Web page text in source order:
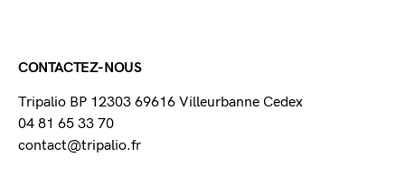
CONTACTEZ-NOUS
Tripalio BP 12303 69616 Villeurbanne Cedex
04 81 65 33 70
contact@tripalio.fr